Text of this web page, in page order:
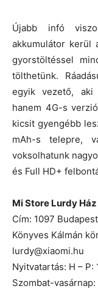
Újabb infó
akkumulátor kerül
gyorstöltéssel
tölthetünk.
egyik vezető, aki
hanem 4G-s
kicsit gyengébb
mAh-s telepre,
voksolhatunk
és Full HD+
Mi Store Lurdy Ház
Cím: 1097 Budapest
Könyves Kálmán
lurdy@xiaomi.hu
Nyitvatartás: H – P:
Szombat-